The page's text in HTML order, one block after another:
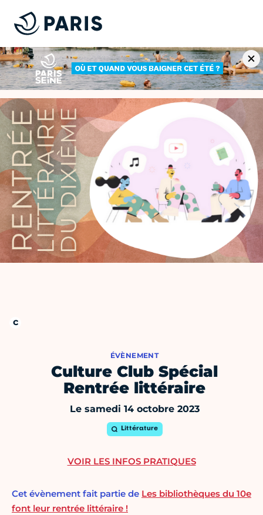
ÉVÈNEMENT
Culture Club Spécial
Rentrée littéraire
Le samedi 14 octobre 2023
Littérature
Cet évènement fait partie de Les bibliothèques du 10e
font leur rentrée littéraire !
VOIR LES INFOS PRATIQUES